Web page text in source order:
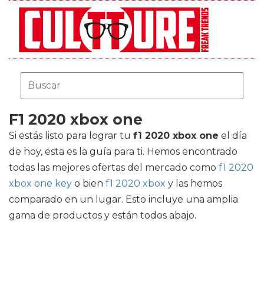
F1 2020 xbox one
Si estás listo para lograr tu f1 2020 xbox one el día
de hoy, esta es la guía para ti. Hemos encontrado
todas las mejores ofertas del mercado como f1 2020
xbox one key o bien f1 2020 xbox y las hemos
comparado en un lugar. Esto incluye una amplia
gama de productos y están todos abajo.